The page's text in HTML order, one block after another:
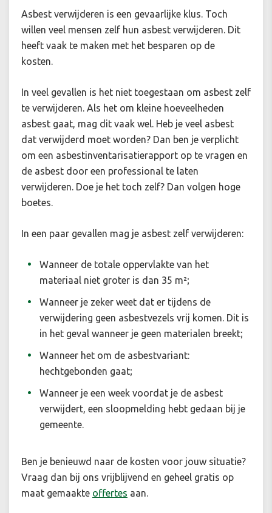
Asbest verwijderen is een gevaarlijke klus. Toch
willen veel mensen zelf hun asbest verwijderen. Dit
heeft vaak te maken met het besparen op de
kosten.
In veel gevallen is het niet toegestaan om asbest zelf
te verwijderen. Als het om kleine hoeveelheden
asbest gaat, mag dit vaak wel. Heb je veel asbest
dat verwijderd moet worden? Dan ben je verplicht
om een asbestinventarisatierapport op te vragen en
de asbest door een professional te laten
verwijderen. Doe je het toch zelf? Dan volgen hoge
boetes.
In een paar gevallen mag je asbest zelf verwijderen:
Wanneer de totale oppervlakte van het
materiaal niet groter is dan 35 m²;
Wanneer je zeker weet dat er tijdens de
verwijdering geen asbestvezels vrij komen. Dit is
in het geval wanneer je geen materialen breekt;
Wanneer het om de asbestvariant:
hechtgebonden gaat;
Wanneer je een week voordat je de asbest
verwijdert, een sloopmelding hebt gedaan bij je
gemeente.
Ben je benieuwd naar de kosten voor jouw situatie?
Vraag dan bij ons vrijblijvend en geheel gratis op
maat gemaakte offertes aan.